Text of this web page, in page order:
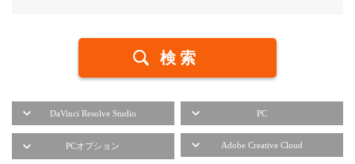
DaVinci Resolve Studio PC
PCオプション Adobe Creative Cloud